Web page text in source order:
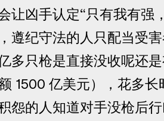
让凶手认定“只有我有强
遵纪守法的人只配当受
多只枪是直接没收呢还
1500 亿美元），花多
怨的人知道对手没枪后